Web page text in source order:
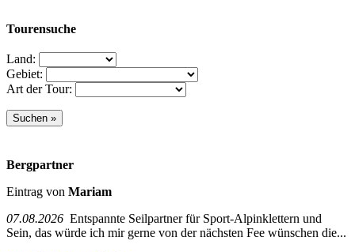
Tourensuche
Land:
Gebiet:
Art der Tour:
Bergpartner
Eintrag von Mariam
07.08.2026 Entspannte Seilpartner für Sport-Alpinklettern und
Sein, das würde ich mir gerne von der nächsten Fee wünschen die...